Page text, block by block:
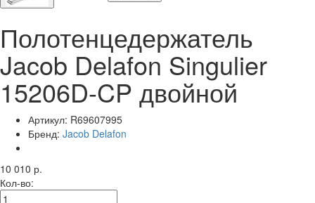
Полотенцедержатель
Jacob Delafon Singulier
15206D-CP двойной
Артикул: R69607995
Бренд: Jacob Delafon
10 010 р.
Кол-во: